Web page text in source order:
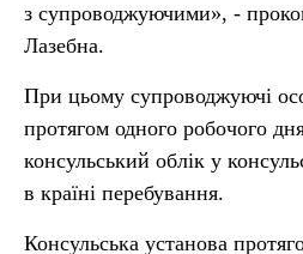
з супроводжуючими», -
Лазебна.
При цьому супроводжуючі
протягом одного робочого
консульський облік у
в країні перебування.
Консульська установа